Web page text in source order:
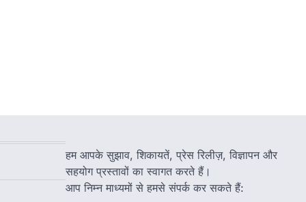
हम आपके सुझाव, शिकायतें, प्रेस रिलीज़, विज्ञापन और
सहयोग प्रस्तावों का स्वागत करते हैं।
आप निम्न माध्यमों से हमसे संपर्क कर सकते हैं: